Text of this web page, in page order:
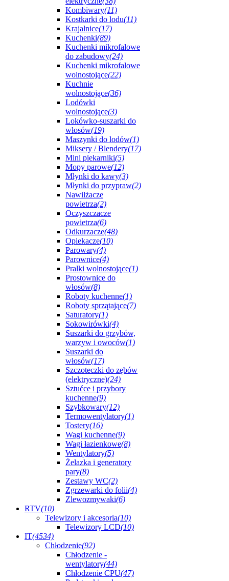
Kombiwary(11)
Kostkarki do lodu(11)
Krajalnice(17)
Kuchenki(89)
Kuchenki mikrofalowe
do zabudowy(24)
Kuchenki mikrofalowe
wolnostojące(22)
Kuchnie
wolnostojące(36)
Lodówki
wolnostojące(3)
Lokówko-suszarki do
włosów(19)
Maszynki do lodów(1)
Miksery / Blendery(17)
Mini piekarniki(5)
Mopy parowe(12)
Młynki do kawy(3)
Młynki do przypraw(2)
Nawilżacze
powietrza(2)
Oczyszczacze
powietrza(6)
Odkurzacze(48)
Opiekacze(10)
Parowary(4)
Parownice(4)
Pralki wolnostojące(1)
Prostownice do
włosów(8)
Roboty kuchenne(1)
Roboty sprzątające(7)
Saturatory(1)
Sokowirówki(4)
Suszarki do grzybów,
warzyw i owoców(1)
Suszarki do
włosów(17)
Szczoteczki do zębów
(elektryczne)(24)
Sztućce i przybory
kuchenne(9)
Szybkowary(12)
Termowentylatory(1)
Tostery(16)
Wagi kuchenne(9)
Wagi łazienkowe(8)
Wentylatory(5)
Żelazka i generatory
pary(8)
Zestawy WC(2)
Zgrzewarki do folii(4)
Zlewozmywaki(6)
RTV(10)
Telewizory i akcesoria(10)
Telewizory LCD(10)
IT(4534)
Chłodzenie(92)
Chłodzenie -
wentylatory(44)
Chłodzenie CPU(47)